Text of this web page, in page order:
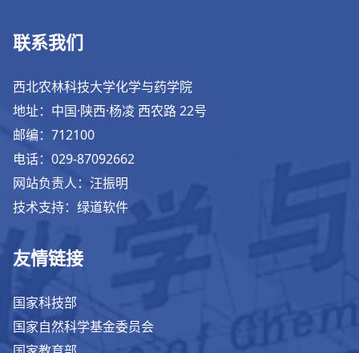
联系我们
西北农林科技大学化学与药学院
地址：中国·陕西·杨凌 西农路 22号
邮编：712100
电话：029-87092662
网站负责人：汪振明
技术支持：绿道软件
友情链接
国家科技部
国家自然科学基金委员会